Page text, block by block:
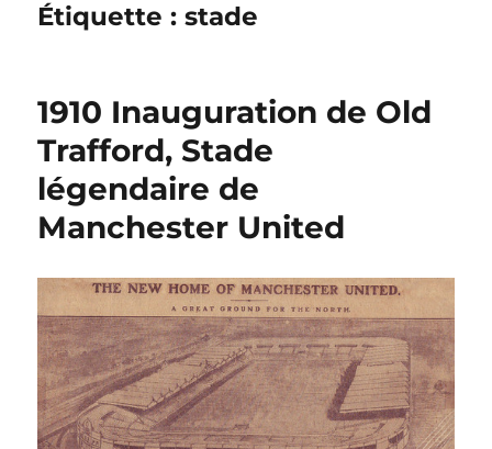
Étiquette :stade
1910 Inauguration de Old
Trafford, Stade
légendaire de
Manchester United